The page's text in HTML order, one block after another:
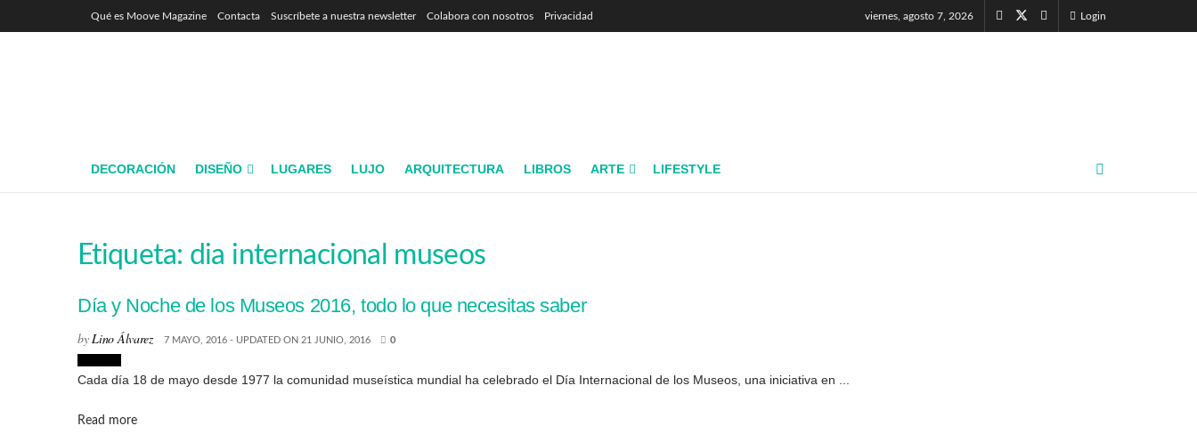
Qué es Moove Magazine Contacta Suscríbete a nuestra newsletter Colabora con nosotros Privacidad viernes, agosto 7, 2026 Login
DECORACIÓN DISEÑO LUGARES LUJO ARQUITECTURA LIBROS ARTE LIFESTYLE
Etiqueta: dia internacional museos
Día y Noche de los Museos 2016, todo lo que necesitas saber
byLino Álvarez 7 MAYO, 2016 - UPDATED ON 21 JUNIO, 2016 0
Cada día 18 de mayo desde 1977 la comunidad museística mundial ha celebrado el Día Internacional de los Museos, una iniciativa en ...
Read moreDetails